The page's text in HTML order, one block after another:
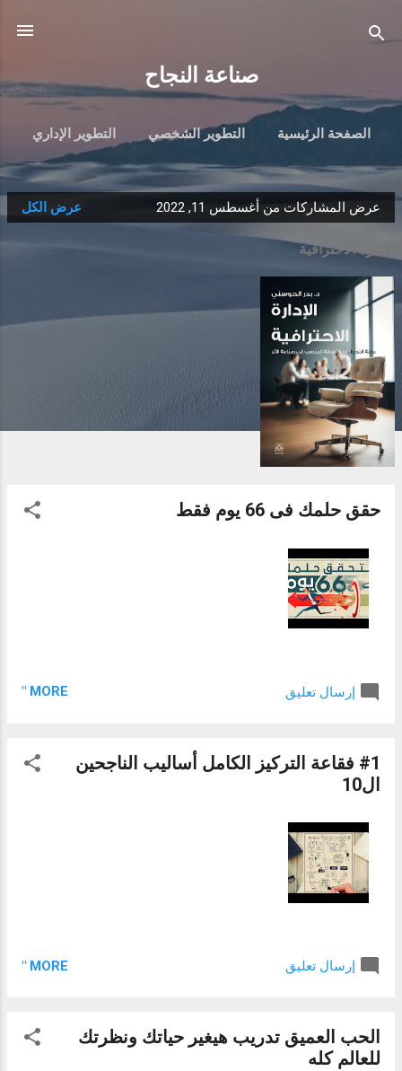
صناعة النجاح
الصفحة الرئيسية التطوير الشخصي التطوير الإداري
تنمية الابناء تويتر هندسة التميز ‏المزيد…
مقالاتي
ا
ش
ر
ك
ا
ت
عرض المشاركات من أغسطس 11, 2022 عرض الكل
الادارة الاحترافية
حقق حلمك فى 66 يوم فقط
إرسال تعليق MORE "
#1 فقاعة التركيز الكامل أساليب الناجحين
ال10
إرسال تعليق MORE "
الحب العميق تدريب هيغير حياتك ونظرتك
للعالم كله